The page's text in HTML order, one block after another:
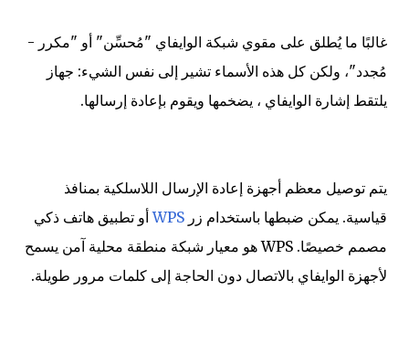
غالبًا ما يُطلق على مقوي شبكة الوايفاي "مُحسِّن" أو "مكرر -
مُجدد"، ولكن كل هذه الأسماء تشير إلى نفس الشيء: جهاز
يلتقط إشارة الوايفاي ، يضخمها ويقوم بإعادة إرسالها.
يتم توصيل معظم أجهزة إعادة الإرسال اللاسلكية بمنافذ
قياسية. يمكن ضبطها باستخدام زر WPSأو تطبيق هاتف ذكي
مصمم خصيصًا. WPS هو معيار شبكة منطقة محلية آمن يسمح
لأجهزة الوايفاي بالاتصال دون الحاجة إلى كلمات مرور طويلة.